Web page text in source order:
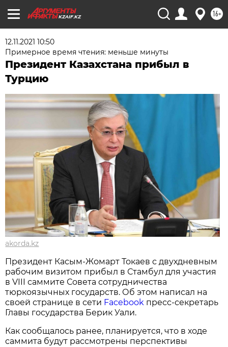
KZAIF.KZ 16+
12.11.2021 10:50
Примерное время чтения: меньше минуты
Президент Казахстана прибыл в
Турцию
akorda.kz
Президент Касым-Жомарт Токаев с двухдневным
рабочим визитом прибыл в Стамбул для участия
в VIII саммите Совета сотрудничества
тюркоязычных государств. Об этом написал на
своей странице в сети Facebook пресс-секретарь
Главы государства Берик Уали.
Как сообщалось ранее, планируется, что в ходе
саммита будут рассмотрены перспективы